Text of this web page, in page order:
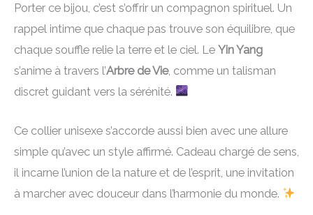
Porter ce bijou, c’est s’offrir un compagnon spirituel. Un
rappel intime que chaque pas trouve son équilibre, que
chaque souffle relie la terre et le ciel. Le Yin Yang
s’anime à travers l’Arbre de Vie, comme un talisman
discret guidant vers la sérénité.
Ce collier unisexe s’accorde aussi bien avec une allure
simple qu’avec un style affirmé. Cadeau chargé de sens,
il incarne l’union de la nature et de l’esprit, une invitation
à marcher avec douceur dans l’harmonie du monde.